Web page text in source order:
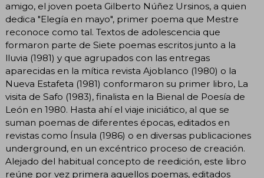
amigo, el joven poeta Gilberto Núñez Ursinos, a quien
dedica "Elegía en mayo", primer poema que Mestre
reconoce como tal. Textos de adolescencia que
formaron parte de Siete poemas escritos junto a la
lluvia (1981) y que agrupados con las entregas
aparecidas en la mítica revista Ajoblanco (1980) o la
Nueva Estafeta (1981) conformaron su primer libro, La
visita de Safo (1983), finalista en la Bienal de Poesía de
León en 1980. Hasta ahí el viaje iniciático, al que se
suman poemas de diferentes épocas, editados en
revistas como Ínsula (1986) o en diversas publicaciones
underground, en un excéntrico proceso de creación.
Alejado del habitual concepto de reedición, este libro
reúne por vez primera aquellos poemas, editados